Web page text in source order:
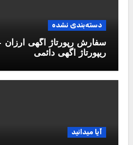
دسته‌بندی نشده
سفارش رپورتاژ آگهی
ریپورتاژ اگهی دائمی
آیا میدانید